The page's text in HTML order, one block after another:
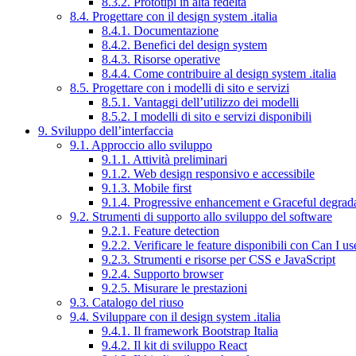
8.4. Progettare con il design system .italia
8.4.1. Documentazione
8.4.2. Benefici del design system
8.4.3. Risorse operative
8.4.4. Come contribuire al design system .italia
8.5. Progettare con i modelli di sito e servizi
8.5.1. Vantaggi dell’utilizzo dei modelli
8.5.2. I modelli di sito e servizi disponibili
9. Sviluppo dell’interfaccia
9.1. Approccio allo sviluppo
9.1.1. Attività preliminari
9.1.2. Web design responsivo e accessibile
9.1.3. Mobile first
9.1.4. Progressive enhancement e Graceful
9.2. Strumenti di supporto allo sviluppo del software
9.2.1. Feature detection
9.2.2. Verificare le feature disponibili con Can I
9.2.3. Strumenti e risorse per CSS e JavaScript
9.2.4. Supporto browser
9.2.5. Misurare le prestazioni
9.3. Catalogo del riuso
9.4. Sviluppare con il design system .italia
9.4.1. Il framework Bootstrap Italia
9.4.2. Il kit di sviluppo React